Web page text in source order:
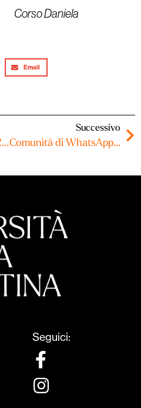
Corso Daniela
Email
Direttivo del 15/12/2025 – Verbale
Successivo
Comunità di WhatsApp – Istruzioni per l’uso (12/01/2026)
Seguici: